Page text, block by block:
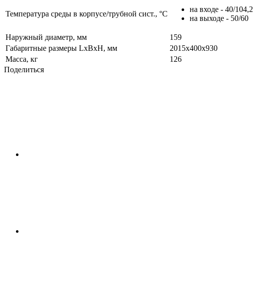
Температура среды в корпусе/трубной сист., °С
на входе - 40/104,2
на выходе - 50/60
Наружный диаметр, мм
159
Габаритные размеры LxBxH, мм
2015х400х930
Масса, кг
126
Поделиться